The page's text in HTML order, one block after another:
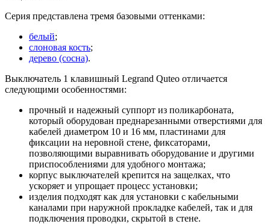
Серия представлена тремя базовыми оттенками:
белый;
слоновая кость;
дерево (сосна).
Выключатель 1 клавишный Legrand Quteo отличается
следующими особенностями:
прочный и надежный суппорт из поликарбоната,
который оборудован преднарезанными отверстиями для
кабелей диаметром 10 и 16 мм, пластинами для
фиксации на неровной стене, фиксаторами,
позволяющими выравнивать оборудование и другими
приспособлениями для удобного монтажа;
корпус выключателей крепится на защелках, что
ускоряет и упрощает процесс установки;
изделия подходят как для установки с кабельными
каналами при наружной прокладке кабелей, так и для
подключения проводки, скрытой в стене.